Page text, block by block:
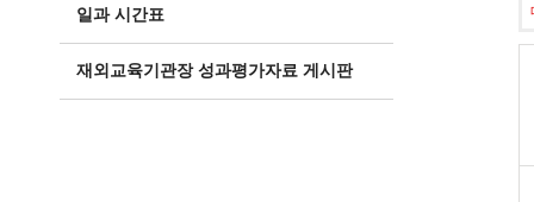
일과 시간표
재외교육기관장 성과평가자료 게시판